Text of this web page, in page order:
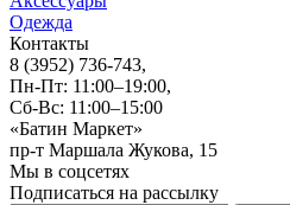
Одежда
Контакты
8 (3952) 736-743,
Пн-Пт: 11:00–19:00,
Сб-Вс: 11:00–15:00
«Батин Маркет»
пр-т Маршала Жукова, 15
Мы в соцсетях
Подписаться на рассылку